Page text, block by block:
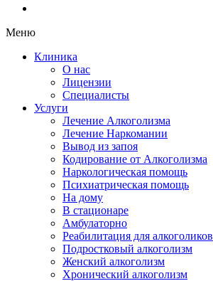
Меню
Клиника
О нас
Лицензии
Специалисты
Услуги
Лечение Алкоголизма
Лечение Наркомании
Вывод из запоя
Кодирование от Алкоголизма
Наркологическая помощь
Психиатрическая помощь
На дому
В стационаре
Амбулаторно
Реабилитация для алкоголиков
Подростковый алкоголизм
Женский алкоголизм
Хронический алкоголизм